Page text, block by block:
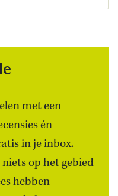
met een
én
in je inbox.
op het gebied
hebben